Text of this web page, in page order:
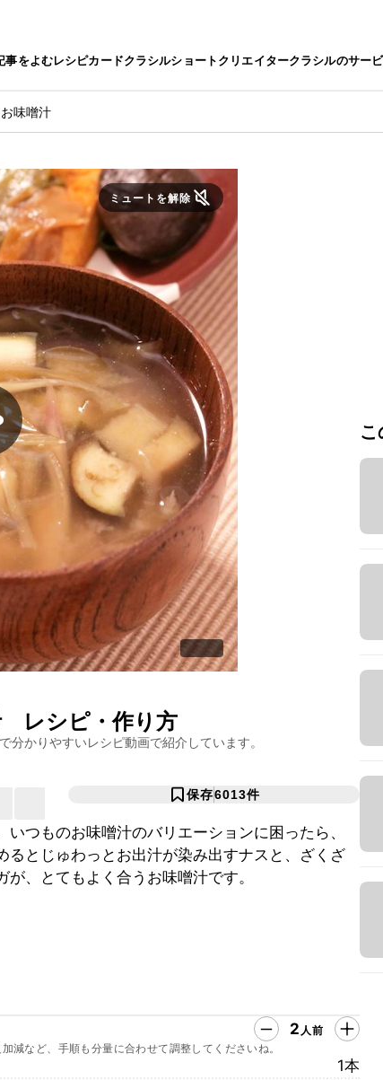
事をよむレシピカードクラシルショートクリエイタークラシルのサー
味噌汁
ミュートを解除
レシピ・作り方
分かりやすいレシピ動画で紹介しています。
保存6013件
つものお味噌汁のバリエーションに困ったら、
るとじゅわっとお出汁が染み出すナスと、ざくざ
、とてもよく合うお味噌汁です。
2 人前
減など、手順も分量に合わせて調整してくださいね。
1本